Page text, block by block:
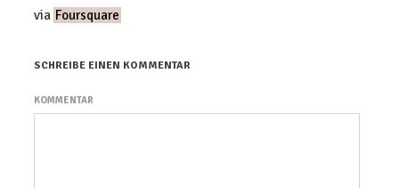
via Foursquare
SCHREIBE EINEN KOMMENTAR
KOMMENTAR